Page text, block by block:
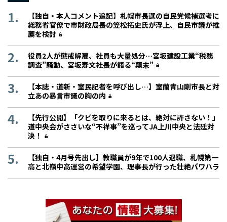
【独自・本人コメント追記】札幌市長選の自民党候補選考に
総務省官僚で市財政局長の笠松拓史氏が浮上、自民市議が推
薦を検討
役員2人が懲戒解雇、社員も大量処分…宮坂建設工業“税務
調査”騒動、宮坂寿文社長が語る“顛末”
【本誌・道新・室民記者を呼び出し…】室蘭青山剛市長と対
立あの暴言市議の胸の内
【先行公開】「クビを取りに来るとは、絶対に許さない！」
道中央会がささいな“不祥事”を巡ってJA上川中央と法廷対
決！
【独自・4月号先出し】教職員が9年で100人退職、札幌第一
高と北嶺中高運営の希望学園、理事長が行った壮絶パワハラ